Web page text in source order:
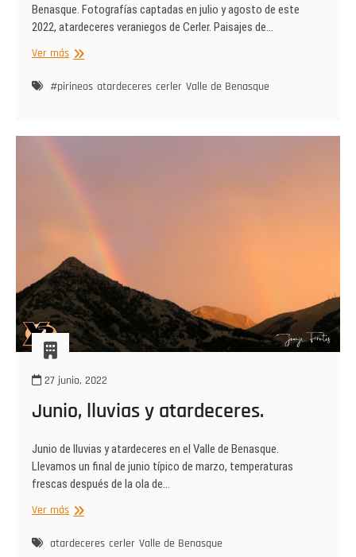
Benasque. Fotografías captadas en julio y agosto de este
2022, atardeceres veraniegos de Cerler. Paisajes de…
Ver másAtardeceres
de
#pirineos atardeceres cerler Valle de Benasque
27 junio, 2022
Junio, lluvias y atardeceres.
Junio de lluvias y atardeceres en el Valle de Benasque.
Llevamos un final de junio típico de marzo, temperaturas
frescas después de la ola de…
Ver másJunio,
y
atardeceres cerler Valle de Benasque